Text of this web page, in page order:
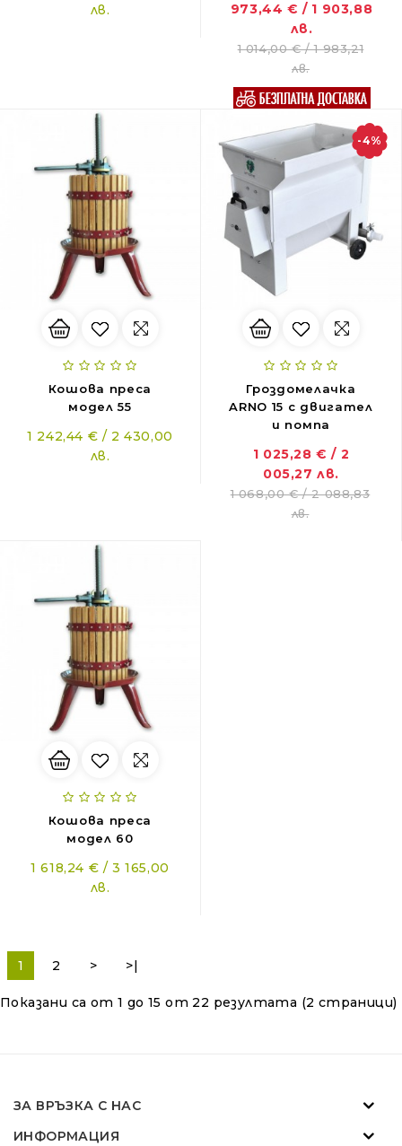
лв.
973,44 € / 1 903,88
лв.
1 014,00 € / 1 983,21
лв.
Кошова преса
модел 55
1 242,44 € / 2 430,00
лв.
-4%
Гроздомелачка
ARNO 15 с двигател
и помпа
1 025,28 € / 2
005,27 лв.
1 068,00 € / 2 088,83
лв.
Кошова преса
модел 60
1 618,24 € / 3 165,00
лв.
1 2 > >|
Показани са от 1 до 15 от 22 резултата (2 страници)
ЗА ВРЪЗКА С НАС
ИНФОРМАЦИЯ
01.11.2018